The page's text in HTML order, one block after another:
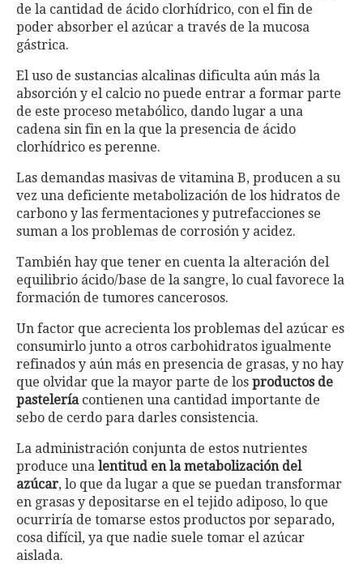
de la cantidad de ácido clorhídrico, con el fin de
poder absorber el azúcar a través de la mucosa
gástrica.
El uso de sustancias alcalinas dificulta aún más la
absorción y el calcio no puede entrar a formar parte
de este proceso metabólico, dando lugar a una
cadena sin fin en la que la presencia de ácido
clorhídrico es perenne.
Las demandas masivas de vitamina B, producen a su
vez una deficiente metabolización de los hidratos de
carbono y las fermentaciones y putrefacciones se
suman a los problemas de corrosión y acidez.
También hay que tener en cuenta la alteración del
equilibrio ácido/base de la sangre, lo cual favorece la
formación de tumores cancerosos.
Un factor que acrecienta los problemas del azúcar es
consumirlo junto a otros carbohidratos igualmente
refinados y aún más en presencia de grasas, y no hay
que olvidar que la mayor parte de los productos de
pasteleríacontienen una cantidad importante de
sebo de cerdo para darles consistencia.
La administración conjunta de estos nutrientes
produce una lentitud en la metabolización del
azúcar, lo que da lugar a que se puedan transformar
en grasas y depositarse en el tejido adiposo, lo que
ocurriría de tomarse estos productos por separado,
cosa difícil, ya que nadie suele tomar el azúcar
aislada.